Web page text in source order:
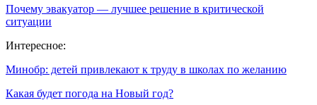
Почему эвакуатор — лучшее решение в критической
ситуации
Интересное:
Минобр: детей привлекают к труду в школах по желанию
Какая будет погода на Новый год?